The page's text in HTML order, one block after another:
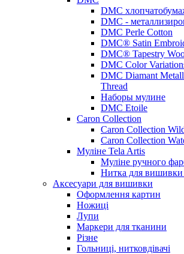
DMC
DMC -
DMC Perle Cotton
DMC® Satin
DMC® Tapestry
DMC Color
DMC Diamant
Thread
Наборы мулине
DMC Etoile
Caron Collection
Caron Collection
Caron Collection
Муліне Tela Artis
Муліне ручного
Нитка для
Аксесуари для вишивки
Оформлення картин
Ножиці
Лупи
Маркери для тканини
Різне
Гольниці, нитковдівачі